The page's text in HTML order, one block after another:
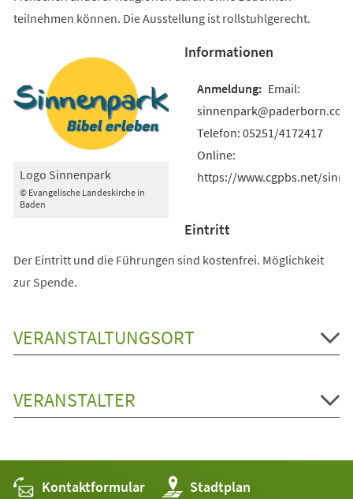
teilnehmen können. Die Ausstellung ist rollstuhlgerecht.
© Evangelische Landeskirche in
Baden
Logo Sinnenpark
Informationen
Email:
sinnenpark@paderborn.com
Telefon: 05251/4172417
Online:
https://www.cgpbs.net/
Eintritt
Der Eintritt und die Führungen sind kostenfrei. Möglichkeit
zur Spende.
VERANSTALTUNGSORT
VERANSTALTER
Kontaktformular Stadtplan
(Öffnet